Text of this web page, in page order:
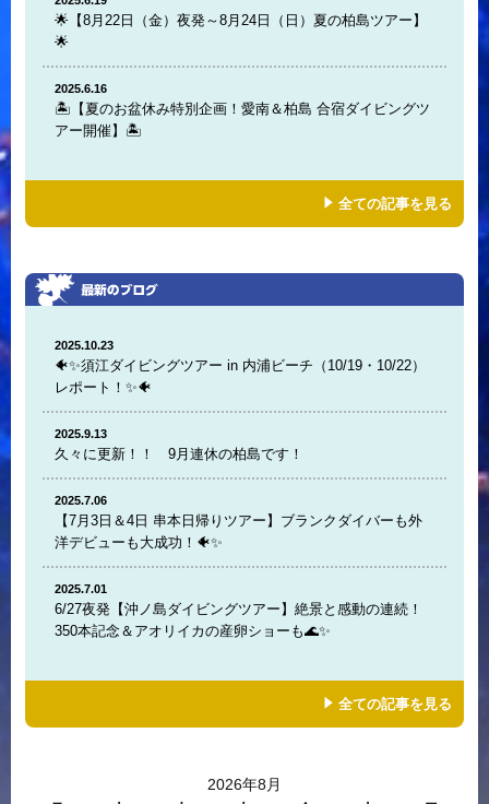
🌟【8月22日（金）夜発～8月24日（日）夏の柏島ツアー】
🌟
2025.6.16
🏝️【夏のお盆休み特別企画！愛南＆柏島 合宿ダイビングツ
アー開催】🏝️
全ての記事を見る
2025.10.23
🐠✨須江ダイビングツアー in 内浦ビーチ（10/19・10/22）
レポート！✨🐠
2025.9.13
久々に更新！！ 9月連休の柏島です！
2025.7.06
【7月3日＆4日 串本日帰りツアー】ブランクダイバーも外
洋デビューも大成功！🐠✨
2025.7.01
6/27夜発【沖ノ島ダイビングツアー】絶景と感動の連続！
350本記念＆アオリイカの産卵ショーも🌊✨
全ての記事を見る
2026年8月